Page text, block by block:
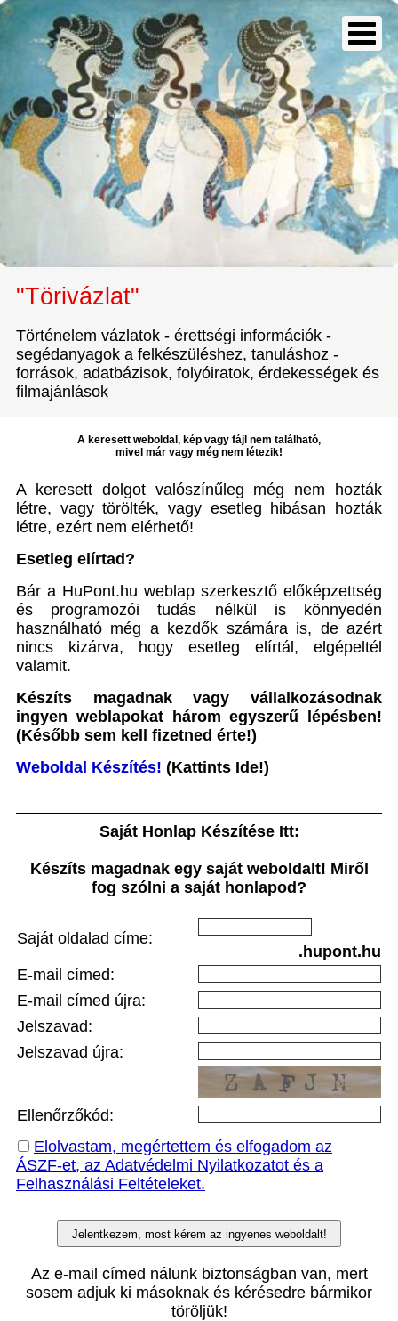
"Törivázlat"
Történelem vázlatok - érettségi információk -
segédanyagok a felkészüléshez, tanuláshoz -
források, adatbázisok, folyóiratok, érdekességek és
filmajánlások
A keresett weboldal, kép vagy fájl nem található,
mivel már vagy még nem létezik!
A keresett dolgot valószínűleg még nem hozták
létre, vagy törölték, vagy esetleg hibásan hozták
létre, ezért nem elérhető!
Esetleg elírtad?
Bár a HuPont.hu weblap szerkesztő előképzettség
és programozói tudás nélkül is könnyedén
használható még a kezdők számára is, de azért
nincs kizárva, hogy esetleg elírtál, elgépeltél
valamit.
Készíts magadnak vagy vállalkozásodnak
ingyen weblapokat három egyszerű lépésben!
(Később sem kell fizetned érte!)
Weboldal Készítés! (Kattints Ide!)
Saját Honlap Készítése Itt:
Készíts magadnak egy saját weboldalt! Miről
fog szólni a saját honlapod?
Saját oldalad címe:
.hupont.hu
E-mail címed:
E-mail címed újra:
Jelszavad:
Jelszavad újra:
Ellenőrzőkód:
Elolvastam, megértettem és elfogadom az
ÁSZF-et, az Adatvédelmi Nyilatkozatot és a
Felhasználási Feltételeket.
Az e-mail címed nálunk biztonságban van, mert
sosem adjuk ki másoknak és kérésedre bármikor
töröljük!